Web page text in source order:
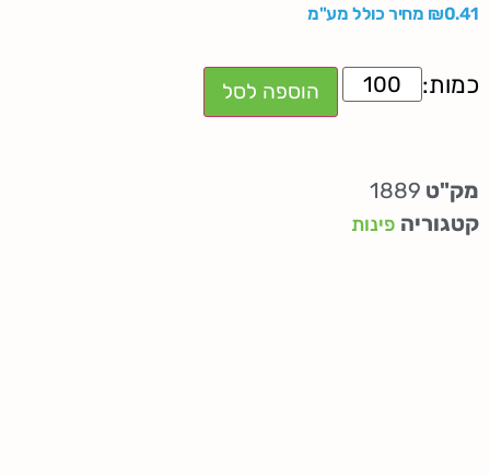
₪0.41 מחיר כולל מע"מ
הוספה לסל
מק"ט 1889
קטגוריה פינות